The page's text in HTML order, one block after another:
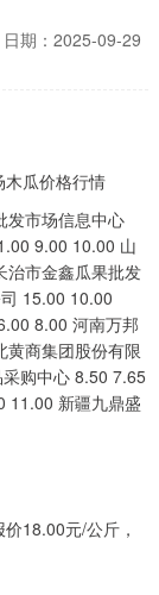
日期：2025-09-29
发市场信息中心
9.00 10.00 山
治市金鑫瓜果批发
15.00 10.00
8.00 河南万邦
黄商集团股份有限
购中心 8.50 7.65
11.00 新疆九鼎盛
18.00元/公斤，